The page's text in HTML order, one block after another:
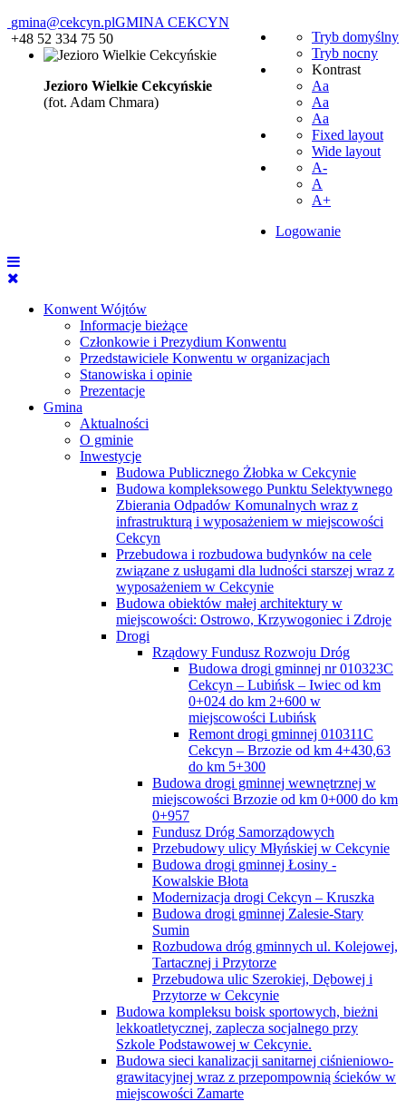
gmina@cekcyn.pl
+48 52 334 75 50
Tryb domyślny
Tryb nocny
Kontrast
Aa
Aa
Aa
Fixed layout
Wide layout
A-
A
A+
Logowanie
GMINA CEKCYN
Konwent Wójtów
Informacje bieżące
Członkowie i Prezydium Konwentu
Przedstawiciele Konwentu w organizacjach
Stanowiska i opinie
Prezentacje
Gmina
Aktualności
O gminie
Inwestycje
Budowa Publicznego Żłobka w Cekcynie
Budowa kompleksowego Punktu Selektywnego
Zbierania Odpadów Komunalnych wraz z
infrastrukturą i wyposażeniem w miejscowości
Cekcyn
Przebudowa i rozbudowa budynków na cele
związane z usługami dla ludności starszej wraz z
wyposażeniem w Cekcynie
Budowa obiektów małej architektury w
miejscowości: Ostrowo, Krzywogoniec i Zdroje
Drogi
Rządowy Fundusz Rozwoju Dróg
Budowa drogi gminnej nr 010323C
Cekcyn – Lubińsk – Iwiec od km
0+024 do km 2+600 w
miejscowości Lubińsk
Remont drogi gminnej 010311C
Cekcyn – Brzozie od km 4+430,63
do km 5+300
Budowa drogi gminnej wewnętrznej w
miejscowości Brzozie od km 0+000 do km
0+957
Fundusz Dróg Samorządowych
Przebudowy ulicy Młyńskiej w Cekcynie
Budowa drogi gminnej Łosiny -
Kowalskie Błota
Modernizacja drogi Cekcyn – Kruszka
Budowa drogi gminnej Zalesie-Stary
Sumin
Rozbudowa dróg gminnych ul. Kolejowej,
Tartacznej i Przytorze
Przebudowa ulic Szerokiej, Dębowej i
Przytorze w Cekcynie
Budowa kompleksu boisk sportowych, bieżni
lekkoatletycznej, zaplecza socjalnego przy
Szkole Podstawowej w Cekcynie.
Budowa sieci kanalizacji sanitarnej ciśnieniowo-
grawitacyjnej wraz z przepompownią ścieków w
miejscowości Zamarte
Jezioro Wielkie Cekcyńskie
(fot. Adam Chmara)